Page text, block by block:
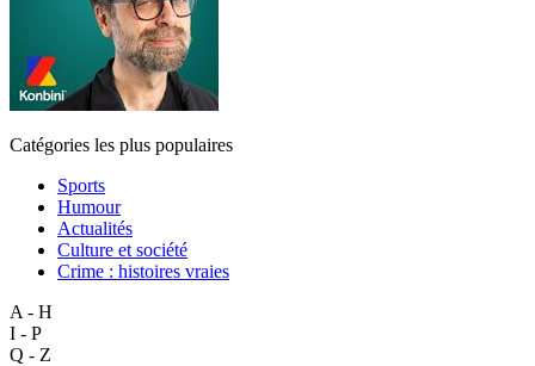
Catégories les plus populaires
Sports
Humour
Actualités
Culture et société
Crime : histoires vraies
A - H
I - P
Q - Z